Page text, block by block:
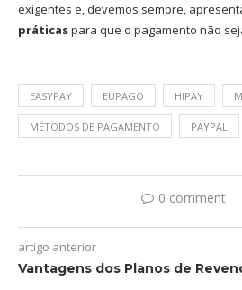
exigentes e, devemos sempre,
práticaspara que o pagamento não
EASYPAY EUPAGO HIPAY
MÉTODOS DE PAGAMENTO PAYPAL
0 comment
artigo anterior
Vantagens dos Planos de